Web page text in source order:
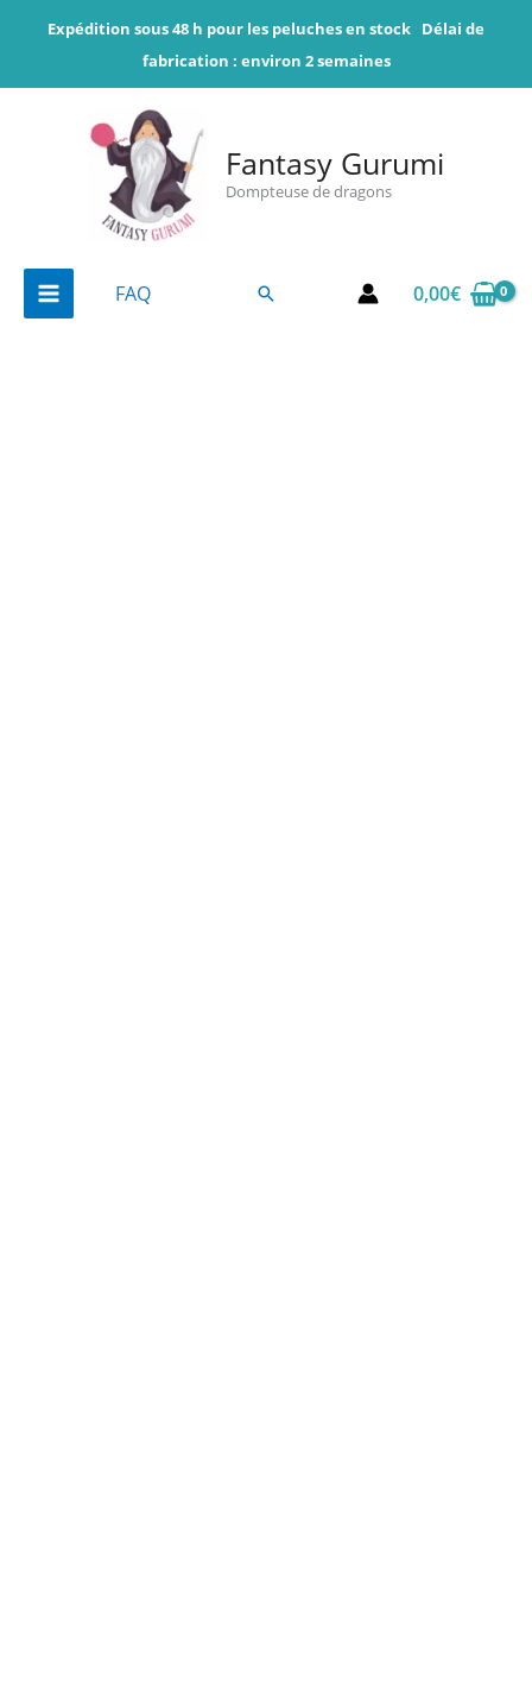
contenu
Expédition sous 48 h pour les peluches en stock Délai de
fabrication : environ 2 semaines
Fantasy Gurumi
Dompteuse de dragons
FAQ Rechercher 0,00€